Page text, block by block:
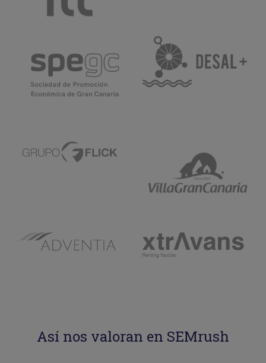
Así nos valoran en SEMrush